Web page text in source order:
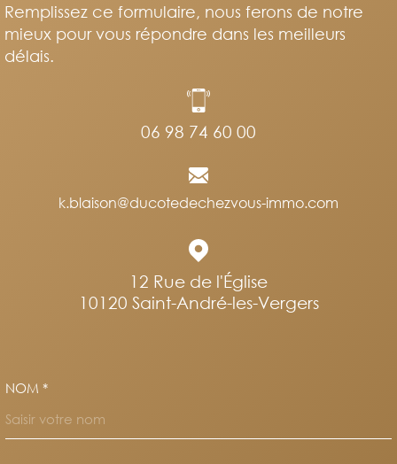
Remplissez ce formulaire, nous ferons de notre
mieux pour vous répondre dans les meilleurs
délais.
06 98 74 60 00
k.blaison@ducotedechezvous-immo.com
12 Rue de l'Église
10120
Saint-André-les-Vergers
NOM *